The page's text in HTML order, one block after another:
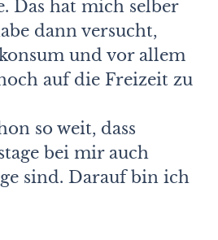
Das hat mich selber
dann versucht,
und vor allem
auf die Freizeit zu
so weit, dass
bei mir auch
sind. Darauf bin ich